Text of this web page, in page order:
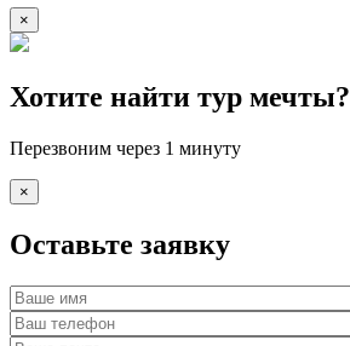
×
Хотите найти тур мечты?
Перезвоним через 1 минуту
×
Оставьте заявку